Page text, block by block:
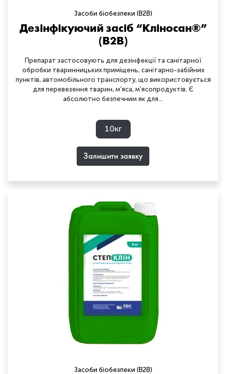
Засоби біобезпеки (B2B)
Дезінфікуючий засіб “Кліносан®”
(B2B)
Препарат застосовують для дезінфекції та санітарної
обробки тваринницьких приміщень, санітарно-забійних
пунктів, автомобільного транспорту, що використовується
для перевезення тварин, м’яса, м’ясопродуктів. Є
абсолютно безпечним як для...
10кг
Залишити заявку
Засоби біобезпеки (B2B)